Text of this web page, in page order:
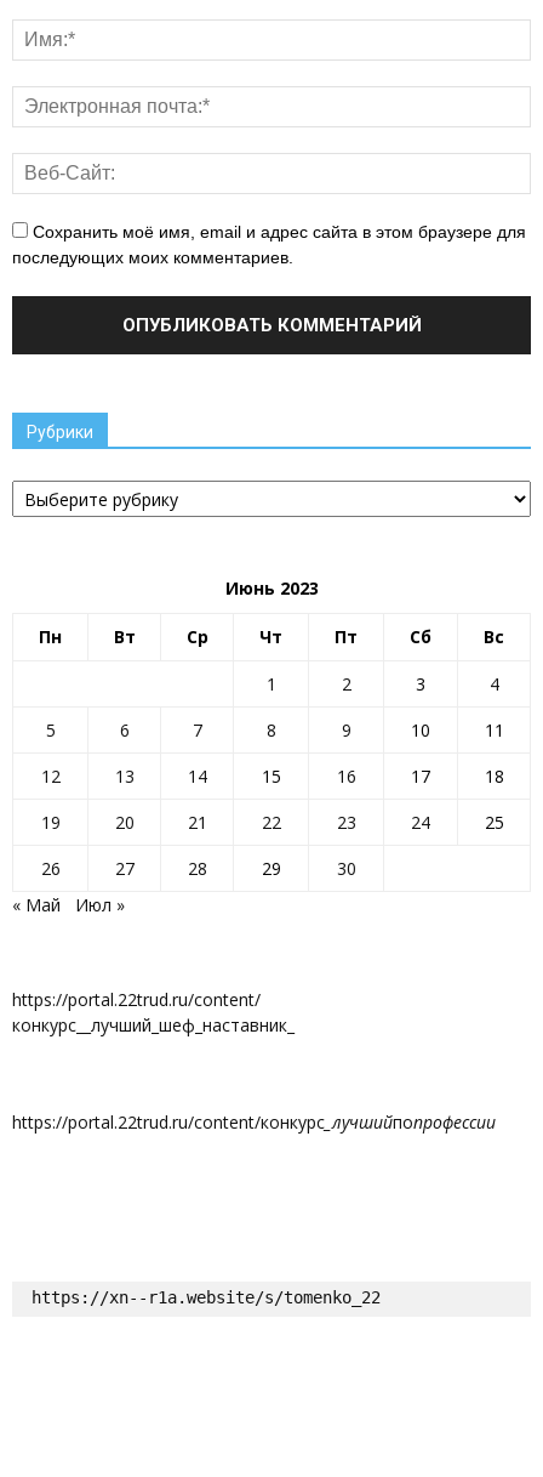
Сохранить моё имя, email и адрес сайта в этом браузере для
последующих моих комментариев.
Рубрики
Рубрики
Июнь 2023
Пн Вт Ср Чт Пт Сб Вс
1 2 3
4
5
6 7 8 9 10
11
12
13 14 15 16 17
18
19
20 21 22 23 24
25
26
27 28 29
30
« Май
Июл »
https://portal.22trud.ru/content/
конкурс__лучший_шеф_наставник_
https://portal.22trud.ru/content/конкурс _лучшийпопрофессии
https://xn--r1a.website/s/tomenko_22